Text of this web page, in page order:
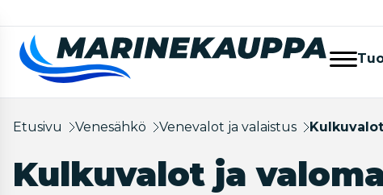
Etusivu Venesähkö Venevalot ja valaistus
Kulkuvalot ja